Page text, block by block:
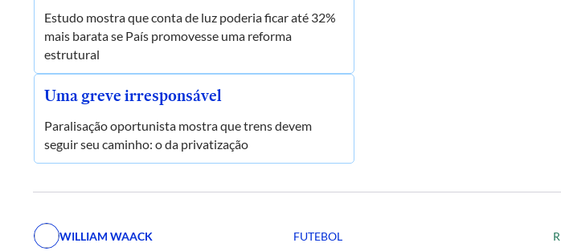
Estudo mostra que conta de luz poderia ficar até 32%
mais barata se País promovesse uma reforma
estrutural
Uma greve irresponsável
Paralisação oportunista mostra que trens devem
seguir seu caminho: o da privatização
WILLIAM WAACK FUTEBOL